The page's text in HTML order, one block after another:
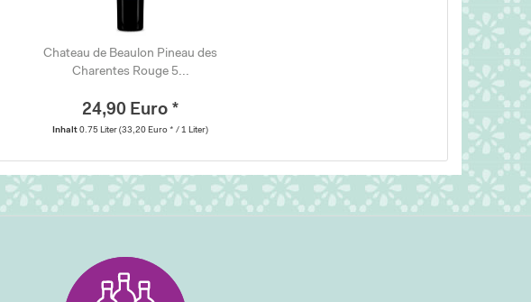
Chateau de Beaulon Pineau des
Charentes Rouge 5...
24,90 Euro *
Inhalt0.75 Liter(33,20 Euro * / 1 Liter)